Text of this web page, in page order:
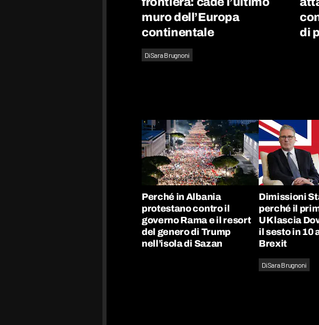
muro dell’Europa
continentale
DiSara Brugnoni
di
Perché in Albania
protestano contro il
governo Rama e il resort
del genero di Trump
nell’isola di Sazan
Dimissioni
perché il
UK lascia
il sesto in 10
Brexit
DiSara Brugnoni